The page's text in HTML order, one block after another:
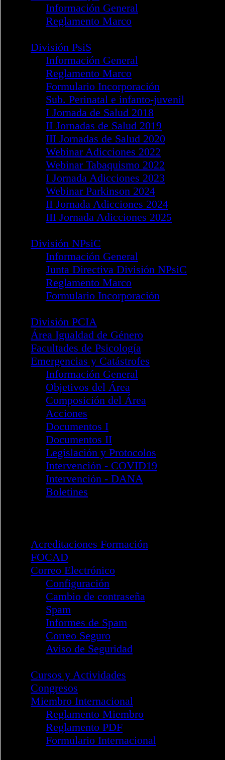
División PISoc
Información General
Reglamento Marco
Formulario Incorporación
Guía Reflexiones
Noticias de Interés
División PCyS
Información General
Reglamento Marco
Formulario Incorporación
División DPsiT
Información General
Reglamento Marco
Formulario Incorporación
Jornadas 2016 - Barcelona
Jornadas 2018 - Madrid
División PsTyS
Información General
Reglamento Marco
División PsiS
Información General
Reglamento Marco
Formulario Incorporación
Sub. Perinatal e infanto-
I Jornada de Salud 2018
Webinar Adicciones 2022
Webinar Tabaquismo 2022
I Jornada Adicciones 2023
Webinar Parkinson 2024
II Jornada Adicciones 2024
III Jornada Adicciones
División NPsiC
Información General
Junta Directiva División
Reglamento Marco
Formulario Incorporación